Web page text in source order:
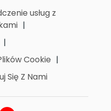
usług z
Cookie
Się Z Nami